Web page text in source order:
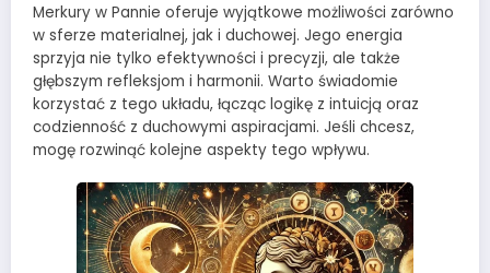
Merkury w Pannie oferuje wyjątkowe możliwości zarówno
w sferze materialnej, jak i duchowej. Jego energia
sprzyja nie tylko efektywności i precyzji, ale także
głębszym refleksjom i harmonii. Warto świadomie
korzystać z tego układu, łącząc logikę z intuicją oraz
codzienność z duchowymi aspiracjami. Jeśli chcesz,
mogę rozwinąć kolejne aspekty tego wpływu.